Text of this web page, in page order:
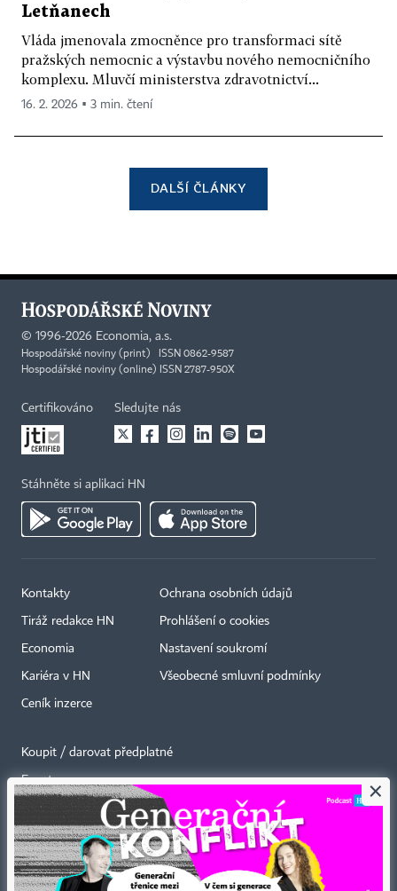
Letňanech
Vláda jmenovala zmocněnce pro transformaci sítě
pražských nemocnic a výstavbu nového nemocničního
komplexu. Mluvčí ministerstva zdravotnictví...
16. 2. 2026 ▪ 3 min. čtení
DALŠÍ ČLÁNKY
© 1996-2026 Economia, a.s.
Hospodářské noviny (print) ISSN 0862-9587
Hospodářské noviny (online) ISSN 2787-950X
Certifikováno Sledujte nás
Stáhněte si aplikaci HN
Kontakty
Tiráž redakce HN
Economia
Kariéra v HN
Ceník inzerce
Ochrana osobních údajů
Prohlášení o cookies
Nastavení soukromí
Všeobecné smluvní podmínky
Koupit / darovat předplatné
Eventy
Newslettery
RSS kanály
×